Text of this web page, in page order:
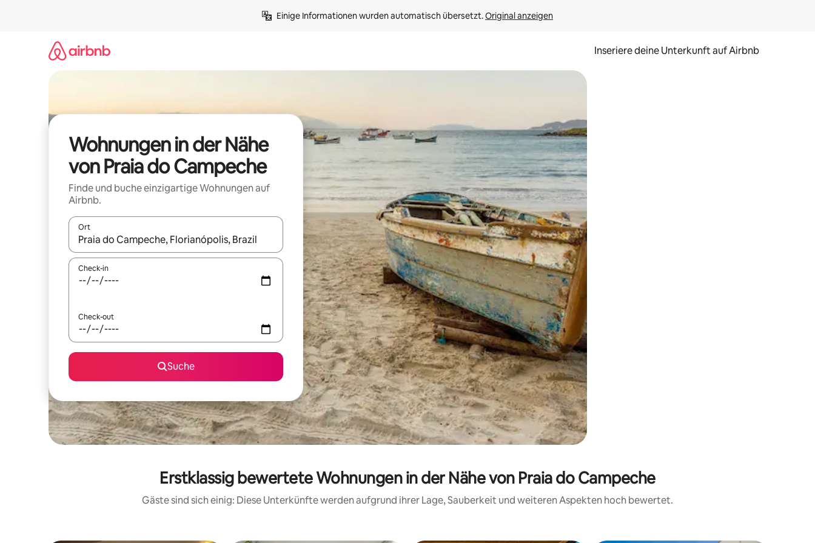
Einige Informationen wurden automatisch übersetzt. Original anzeigen
Inseriere deine Unterkunft auf Airbnb
Wohnungen in der Nähe
von Praia do Campeche
Finde und buche einzigartige Wohnungen auf
Airbnb.
Ort
Wenn Ergebnisse verfügbar sind, navigiere mit den Pfeiltasten nach oben und unten oder erkunde die Ergebnisse durch Berühren oder Wischgesten.
Check-in
Check-out
Suche
Erstklassig bewertete Wohnungen in der Nähe von Praia do Campeche
Gäste sind sich einig: Diese Unterkünfte werden aufgrund ihrer Lage, Sauberkeit und weiteren Aspekten hoch bewertet.